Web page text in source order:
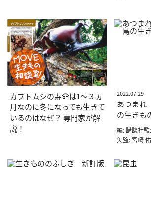
カブトムシの寿命は1〜３ヵ
月なのに冬になっても生きて
いるのはなぜ？ 専門家が解
説！
2022.07.29
あつま
の生きも
編: 講談社
矢監: 宮崎